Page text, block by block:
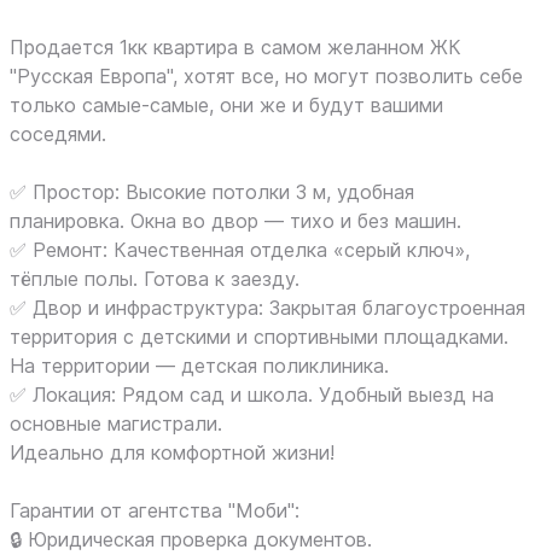
Продается 1кк квартира в самом желанном ЖК
"Русская Европа", хотят все, но могут позволить себе
только самые-самые, они же и будут вашими
соседями.
✅ Простор: Высокие потолки 3 м, удобная
планировка. Окна во двор — тихо и без машин.
✅ Ремонт: Качественная отделка «серый ключ»,
тёплые полы. Готова к заезду.
✅ Двор и инфраструктура: Закрытая благоустроенная
территория с детскими и спортивными площадками.
На территории — детская поликлиника.
✅ Локация: Рядом сад и школа. Удобный выезд на
основные магистрали.
Идеально для комфортной жизни!
Гарантии от агентства "Моби":
🔒 Юридическая проверка документов.